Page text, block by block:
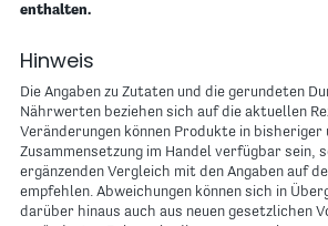
enthalten.
Hinweis
Die Angaben zu Zutaten und die gerundeten
Nährwerten beziehen sich auf die aktuellen
Veränderungen können Produkte in bisheriger
Zusammensetzung im Handel verfügbar sein,
ergänzenden Vergleich mit den Angaben auf
empfehlen. Abweichungen können sich in
darüber hinaus auch aus neuen gesetzlichen